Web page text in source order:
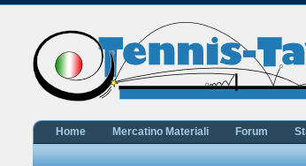
Home Mercatino Materiali Forum